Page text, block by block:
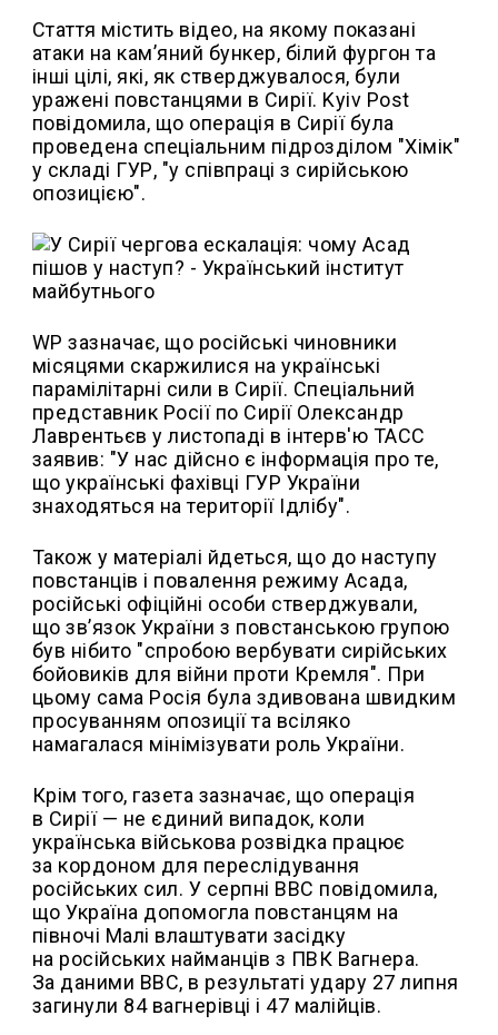
Стаття містить відео, на якому показані
атаки на кам’яний бункер, білий фургон та
інші цілі, які, як стверджувалося, були
уражені повстанцями в Сирії. Kyiv Post
повідомила, що операція в Сирії була
проведена спеціальним підрозділом "Хімік"
у складі ГУР, "у співпраці з сирійською
опозицією".
WP зазначає, що російські чиновники
місяцями скаржилися на українські
парамілітарні сили в Сирії. Спеціальний
представник Росії по Сирії Олександр
Лаврентьєв у листопаді в інтерв'ю ТАСС
заявив: "У нас дійсно є інформація про те,
що українські фахівці ГУР України
знаходяться на території Ідлібу".
Також у матеріалі йдеться, що до наступу
повстанців і повалення режиму Асада,
російські офіційні особи стверджували,
що зв’язок України з повстанською групою
був нібито "спробою вербувати сирійських
бойовиків для війни проти Кремля". При
цьому сама Росія була здивована швидким
просуванням опозиції та всіляко
намагалася мінімізувати роль України.
Крім того, газета зазначає, що операція
в Сирії — не єдиний випадок, коли
українська військова розвідка працює
за кордоном для переслідування
російських сил. У серпні BBC повідомила,
що Україна допомогла повстанцям на
півночі Малі влаштувати засідку
на російських найманців з ПВК Вагнера.
За даними BBC, в результаті удару 27 липня
загинули 84 вагнерівці і 47 малійців.